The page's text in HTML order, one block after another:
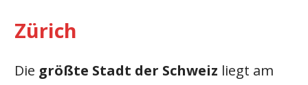
Zürich
Die größte Stadt der Schweiz liegt am